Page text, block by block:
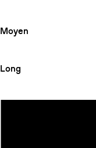
Moyen
Long